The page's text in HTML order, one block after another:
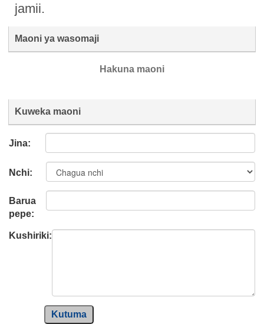
jamii.
Maoni ya wasomaji
Hakuna maoni
Kuweka maoni
Jina:
Nchi:
Barua
pepe:
Kushiriki:
Kutuma